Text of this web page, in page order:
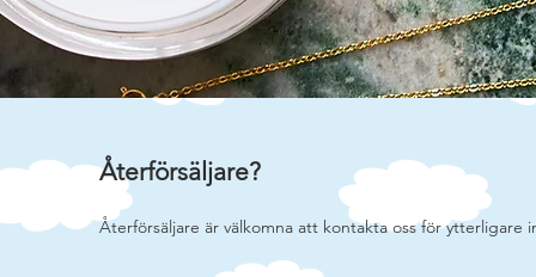
Återförsäljare?
Återförsäljare är välkomna att kontakta oss för